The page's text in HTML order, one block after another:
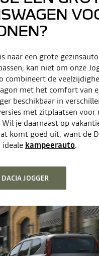
naar een grote
kan niet om onze
combineert de
met het comfort van
beschikbaar in
met zitplaatsen voor
Wil je daarnaast op
komt goed uit, want de
ideale kampeerauto.
JOGGER